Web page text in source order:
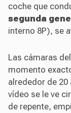
coche que
segunda
interno 8P), se
Las cámaras
momento
alrededor de 20
vídeo se le ve
de repente,